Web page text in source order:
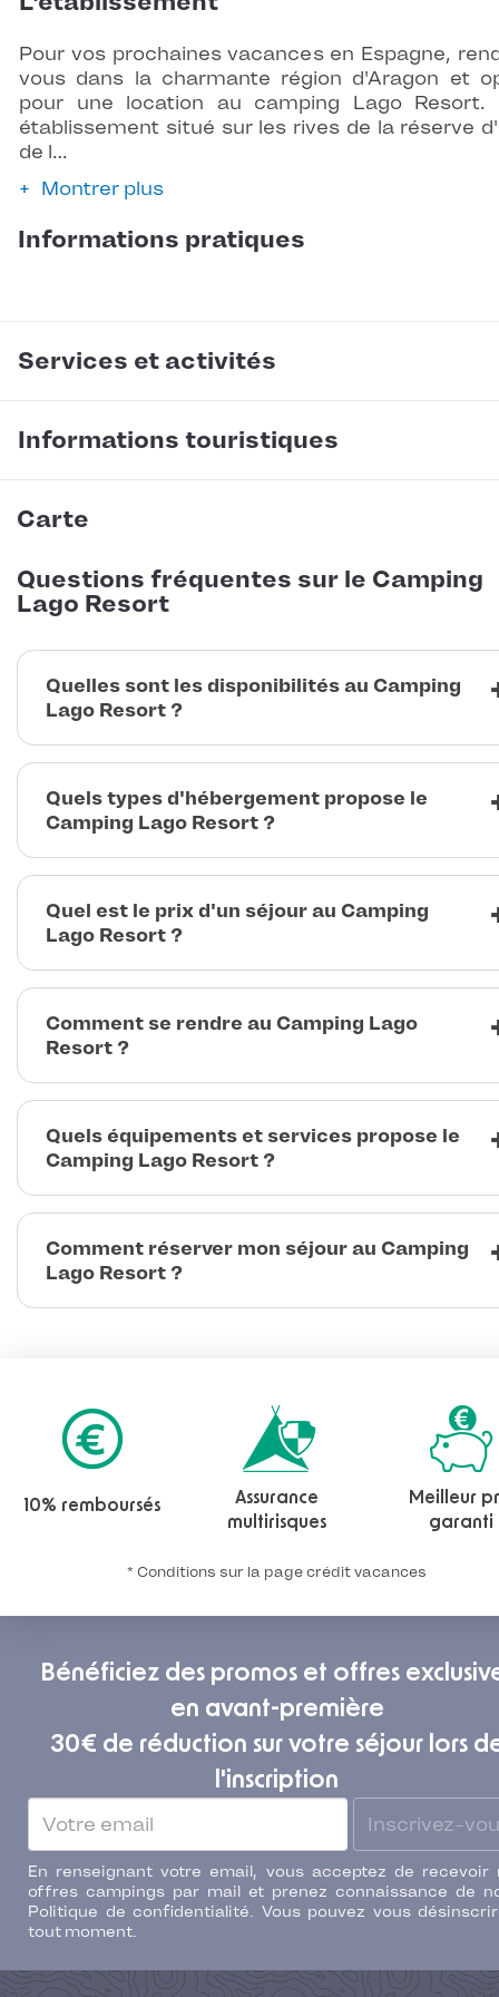
Pour vos prochaines vacances en Espagne,
vous dans la charmante région d'Aragon et
pour une location au camping Lago Resort.
établissement situé sur les rives de la réserve
de l…
Montrer plus
Informations pratiques
Services et activités
Informations touristiques
Carte
Questions fréquentes sur le Camping
Lago Resort
Quelles sont les disponibilités au Camping
Lago Resort ?
Quels types d'hébergement propose le
Camping Lago Resort ?
Quel est le prix d'un séjour au Camping
Lago Resort ?
Comment se rendre au Camping Lago
Resort ?
Quels équipements et services propose le
Camping Lago Resort ?
Comment réserver mon séjour au Camping
Lago Resort ?
10% remboursés
Assurance
multirisques
Meilleur
garanti
* Conditions sur la page crédit vacances
Bénéficiez des promos et offres
en avant-première
30€ de réduction sur votre séjour lors
l'inscription
Inscrivez-
En renseignant votre email, vous acceptez de recevoir
offres campings par mail et prenez connaissance de
Politique de confidentialité. Vous pouvez vous
tout moment.